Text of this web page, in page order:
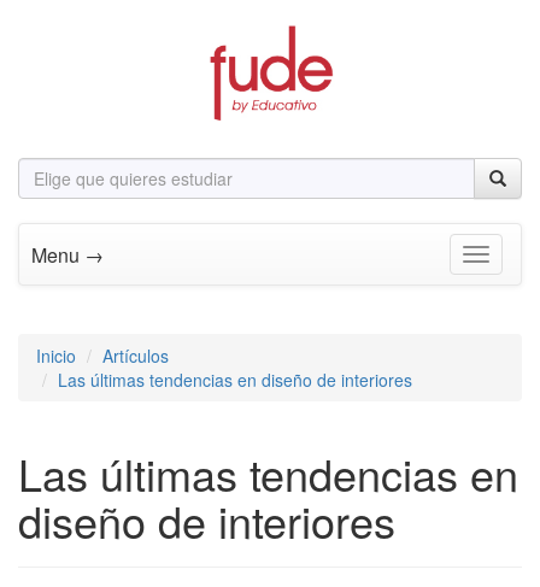
Menu → Toggle
Inicio
Artículos
Las últimas tendencias en diseño de interiores
Las últimas tendencias en
diseño de interiores